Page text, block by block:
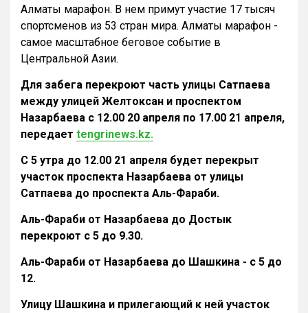
Алматы марафон. В нем примут участие 17 тысяч
спортсменов из 53 стран мира. Алматы марафон -
самое масштабное беговое событие в
Центральной Азии.
Для забега перекроют часть улицы Сатпаева
между улицей Желтоксан и проспектом
Назарбаева с 12.00 20 апреля по 17.00 21 апреля,
передает tengrinews.kz.
С 5 утра до 12.00 21 апреля будет перекрыт
участок проспекта Назарбаева от улицы
Сатпаева до проспекта Аль-Фараби.
Аль-Фараби от Назарбаева до Достык
перекроют с 5 до 9.30.
Аль-Фараби от Назарбаева до Шашкина - с 5 до
12.
Улицу Шашкина и прилегающий к ней участок